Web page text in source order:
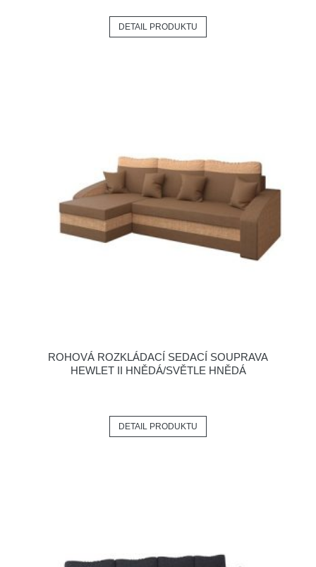
DETAIL PRODUKTU
ROHOVÁ ROZKLÁDACÍ SEDACÍ SOUPRAVA
HEWLET II HNĚDÁ/SVĚTLE HNĚDÁ
DETAIL PRODUKTU